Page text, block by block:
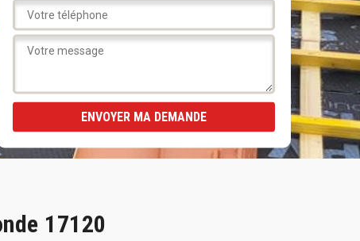
17120